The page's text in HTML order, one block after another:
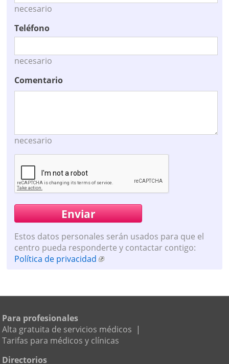
necesario
Teléfono
necesario
Comentario
necesario
Estos datos personales serán usados para que el
centro pueda responderte y contactar contigo:
Política de privacidad
Para profesionales
Alta gratuita de servicios médicos |
Tarifas para médicos y clínicas
Directorios